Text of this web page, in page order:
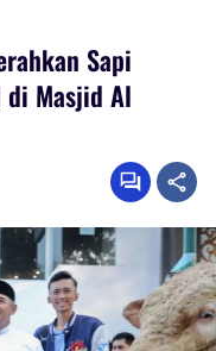
Sapi
di Masjid Al